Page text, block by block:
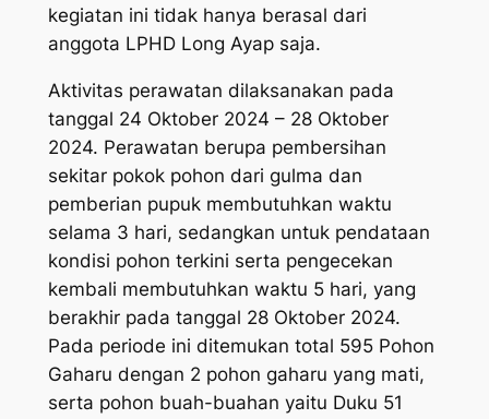
kegiatan ini tidak hanya berasal dari
anggota LPHD Long Ayap saja.
Aktivitas perawatan dilaksanakan pada
tanggal 24 Oktober 2024 – 28 Oktober
2024. Perawatan berupa pembersihan
sekitar pokok pohon dari gulma dan
pemberian pupuk membutuhkan waktu
selama 3 hari, sedangkan untuk pendataan
kondisi pohon terkini serta pengecekan
kembali membutuhkan waktu 5 hari, yang
berakhir pada tanggal 28 Oktober 2024.
Pada periode ini ditemukan total 595 Pohon
Gaharu dengan 2 pohon gaharu yang mati,
serta pohon buah-buahan yaitu Duku 51